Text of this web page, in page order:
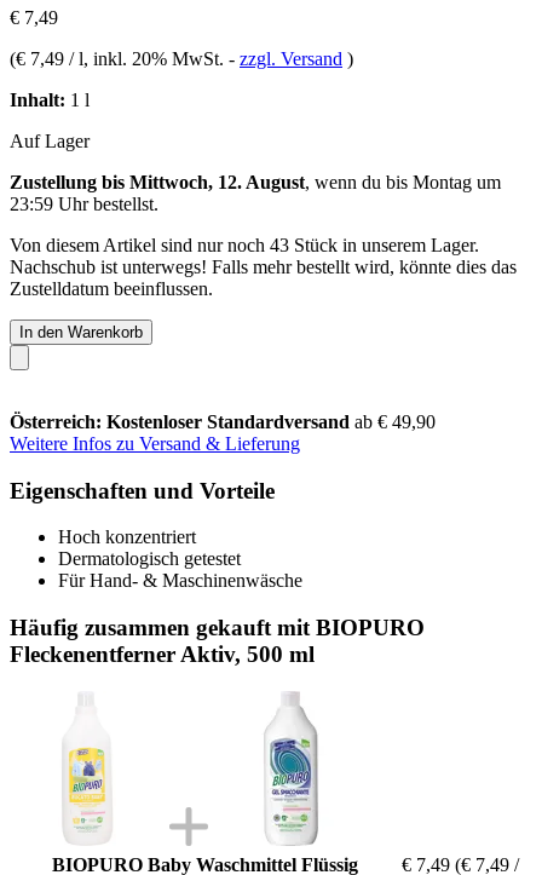
€ 7,49
(€ 7,49 / l, inkl. 20% MwSt. - zzgl. Versand )
Inhalt: 1 l
Auf Lager
Zustellung bis Mittwoch, 12. August, wenn du bis Montag um
23:59 Uhrbestellst.
Von diesem Artikel sind nur noch 43 Stück in unserem Lager.
Nachschub ist unterwegs! Falls mehr bestellt wird, könnte dies das
Zustelldatum beeinflussen.
In den Warenkorb
Österreich: Kostenloser Standardversand ab € 49,90
Weitere Infos zu Versand & Lieferung
Eigenschaften und Vorteile
Hoch konzentriert
Dermatologisch getestet
Für Hand- & Maschinenwäsche
Häufig zusammen gekauft mit BIOPURO
Fleckenentferner Aktiv, 500 ml
BIOPURO Baby Waschmittel Flüssig
€ 7,49 (€ 7,49 /